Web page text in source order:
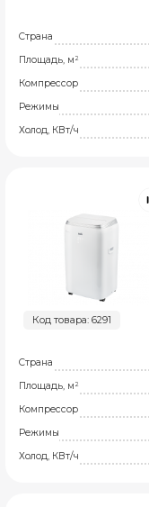
Страна
Площадь, м²
Компрессор
Режимы
Холод, КВт/ч
Код товара: 6291
Страна
Площадь, м²
Компрессор
Режимы
Холод, КВт/ч